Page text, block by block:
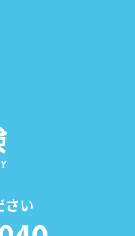
さい